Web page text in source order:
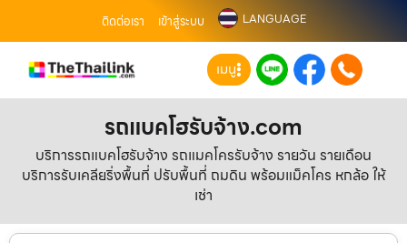
ติดต่อเรา เข้าสู่ระบบ LANGUAGE
เมนู
รถแบคโฮรับจ้าง.com
บริการรถแบคโฮรับจ้าง รถแมคโครรับจ้าง รายวัน รายเดือน
บริการรับเคลียริ่งพื้นที่ ปรับพื้นที่ ถมดิน พร้อมแม็คโคร หกล้อ ให้
เช่า